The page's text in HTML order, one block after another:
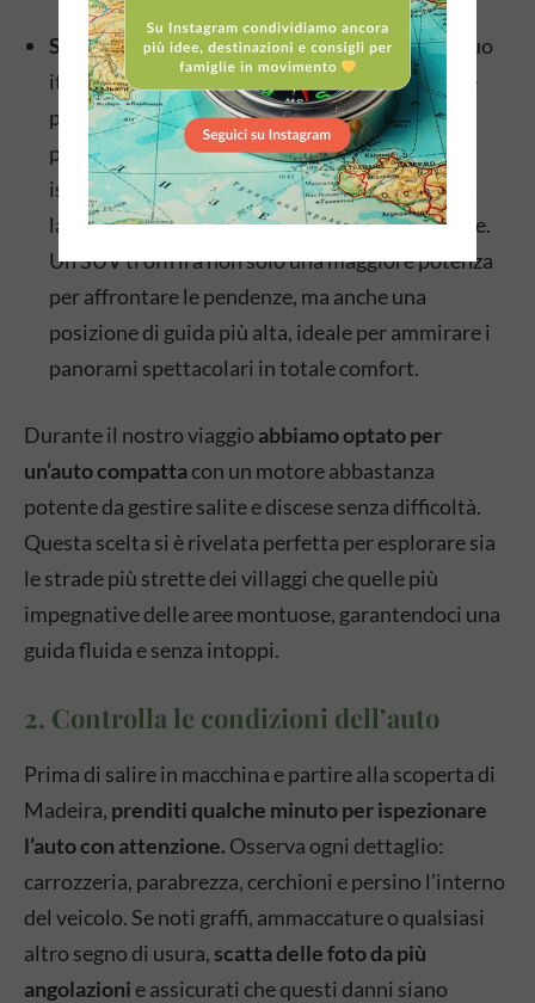
SUV o auto con motore potente:Se invece il tuo
itinerario include salite ripide, come quelle che
portano al suggestivoPico do Arieiro, uno dei
punti panoramici più alti dell’isola, o strade
isolate come quelle che attraversano la foresta
laurissilva, un’auto più potente è indispensabile.
Un SUV ti offrirà non solo una maggiore potenza
per affrontare le pendenze, ma anche una
posizione di guida più alta, ideale per ammirare i
panorami spettacolari in totale comfort.
Durante il nostro viaggio abbiamo optato per
un’auto compattacon un motore abbastanza
potente da gestire salite e discese senza difficoltà.
Questa scelta si è rivelata perfetta per esplorare sia
le strade più strette dei villaggi che quelle più
impegnative delle aree montuose, garantendoci una
guida fluida e senza intoppi.
2. Controlla le condizioni dell’auto
Prima di salire in macchina e partire alla scoperta di
Madeira, prenditi qualche minuto per ispezionare
l’auto con attenzione.Osserva ogni dettaglio:
carrozzeria, parabrezza, cerchioni e persino l’interno
del veicolo. Se noti graffi, ammaccature o qualsiasi
altro segno di usura,scatta delle foto da più
angolazioni e assicurati che questi danni siano